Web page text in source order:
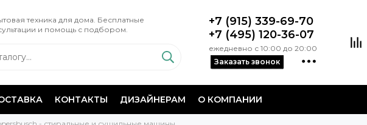
техника для дома. Бесплатные
и помощь с подбором.
+7 (915) 339-69-70
+7 (495) 120-36-07
ежедневно с 10:00 до 20:00
Заказать звонок
КОНТАКТЫ ДИЗАЙНЕРАМ О КОМПАНИИ